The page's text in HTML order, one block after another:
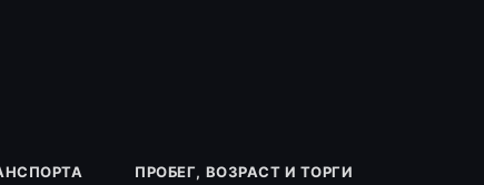
ПРОБЕГ, ВОЗРАСТ И ТОРГИ